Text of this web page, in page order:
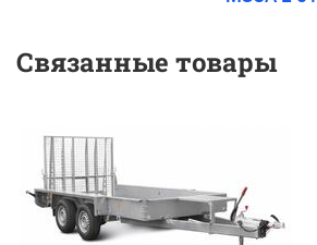
Связанные товары